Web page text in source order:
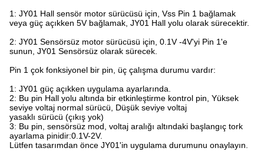
1: JY01 Hall sensör motor sürücüsü için, Vss Pin 1 bağlamak
veya güç açıkken 5V bağlamak, JY01 Hall yolu olarak sürecektir.
2: JY01 Sensörsüz motor sürücüsü için, 0.1V -4V'yi Pin 1'e
sunun, JY01 Sensörsüz olarak sürecek.
Pin 1 çok fonksiyonel bir pin, üç çalışma durumu vardır:
1: JY01 güç açıkken uygulama ayarlarında.
2: Bu pin Hall yolu altında bir etkinleştirme kontrol pin, Yüksek
seviye voltaj normal sürücü, Düşük seviye voltaj
yasaklı sürücü (çıkış yok)
3: Bu pin, sensörsüz mod, voltaj aralığı altındaki başlangıç tork
ayarlama pinidir:0.1V-2V.
Lütfen tasarımdan önce JY01'in uygulama durumunu onaylayın.